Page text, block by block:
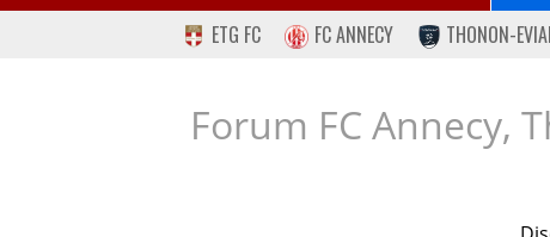
ETG FC FC ANNECY THONON-
Forum FC Annecy,